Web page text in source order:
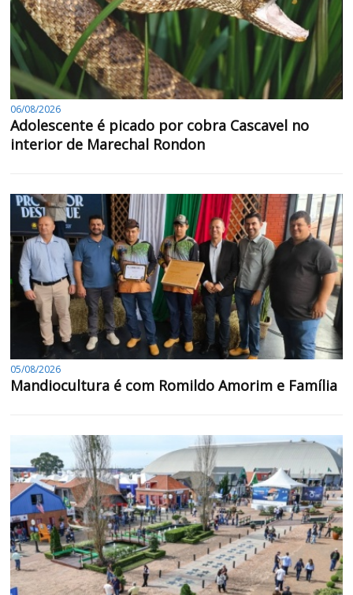
06/08/2026
Adolescente é picado por cobra Cascavel no
interior de Marechal Rondon
05/08/2026
Mandiocultura é com Romildo Amorim e Família